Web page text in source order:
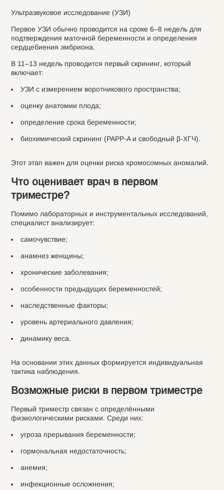
Ультразвуковое исследование (УЗИ)
Первое УЗИ обычно проводится на сроке 6–8 недель для
подтверждения маточной беременности и определения
сердцебиения эмбриона.
В 11–13 недель проводится первый скрининг, который
включает:
УЗИ с измерением воротникового пространства;
оценку анатомии плода;
определение срока беременности;
биохимический скрининг (PAPP-A и свободный β-ХГЧ).
Этот этап важен для оценки риска хромосомных аномалий.
Что оценивает врач в первом
триместре?
Помимо лабораторных и инструментальных исследований,
специалист анализирует:
самочувствие;
анамнез женщины;
хронические заболевания;
особенности предыдущих беременностей;
наследственные факторы;
уровень артериального давления;
динамику веса.
На основании этих данных формируется индивидуальная
тактика наблюдения.
Возможные риски в первом триместре
Первый триместр связан с определёнными
физиологическими рисками. Среди них:
угроза прерывания беременности;
гормональная недостаточность;
анемия;
инфекционные осложнения;